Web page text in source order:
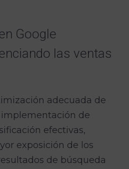
Google
las ventas
adecuada de
implementación de
efectivas,
exposición de los
de búsqueda